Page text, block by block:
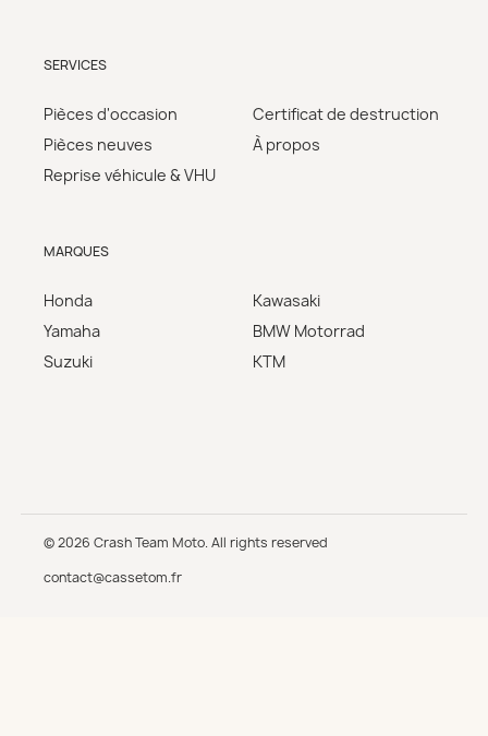
SERVICES
Pièces d'occasion
Pièces neuves
Reprise véhicule & VHU
Certificat de destruction
À propos
MARQUES
Honda
Yamaha
Suzuki
Kawasaki
BMW Motorrad
KTM
© 2026 Crash Team Moto. All rights reserved
contact@cassetom.fr